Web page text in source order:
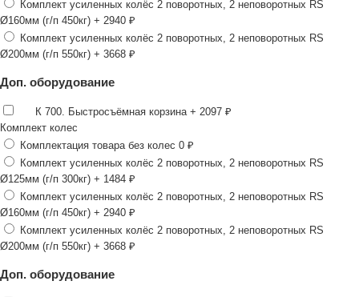
Комплект усиленных колёс 2 поворотных, 2 неповоротных RS
Ø160мм (г/п 450кг) + 2940 ₽
Комплект усиленных колёс 2 поворотных, 2 неповоротных RS
Ø200мм (г/п 550кг) + 3668 ₽
Доп. оборудование
К 700. Быстросъёмная корзина + 2097 ₽
Комплект колес
Комплектация товара без колес 0 ₽
Комплект усиленных колёс 2 поворотных, 2 неповоротных RS
Ø125мм (г/п 300кг) + 1484 ₽
Комплект усиленных колёс 2 поворотных, 2 неповоротных RS
Ø160мм (г/п 450кг) + 2940 ₽
Комплект усиленных колёс 2 поворотных, 2 неповоротных RS
Ø200мм (г/п 550кг) + 3668 ₽
Доп. оборудование